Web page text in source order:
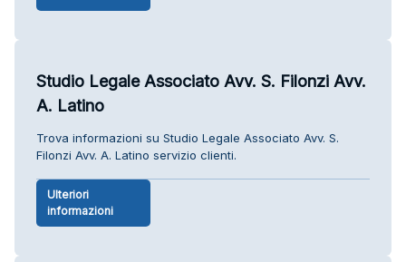
Studio Legale Associato Avv. S. Filonzi Avv.
A. Latino
Trova informazioni su Studio Legale Associato Avv. S.
Filonzi Avv. A. Latino servizio clienti.
Ulteriori
informazioni